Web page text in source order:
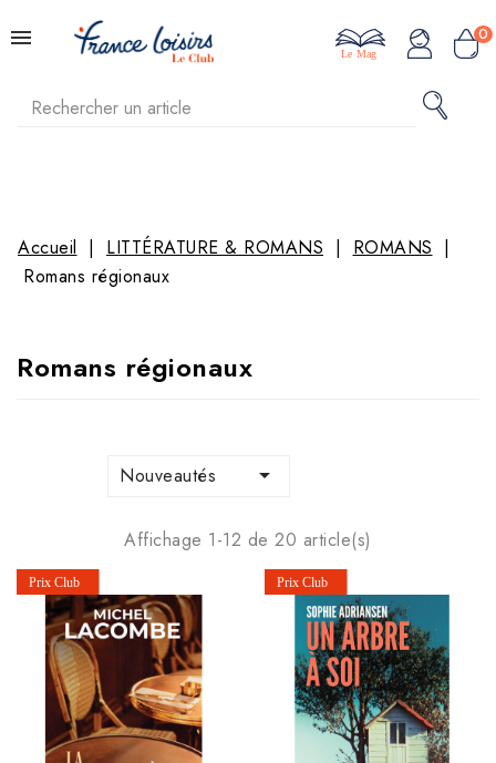
0
Le Mag
Accueil LITTÉRATURE & ROMANS
ROMANS
Romans régionaux
Romans régionaux
Nouveautés 
Affichage 1-12 de 20 article(s)